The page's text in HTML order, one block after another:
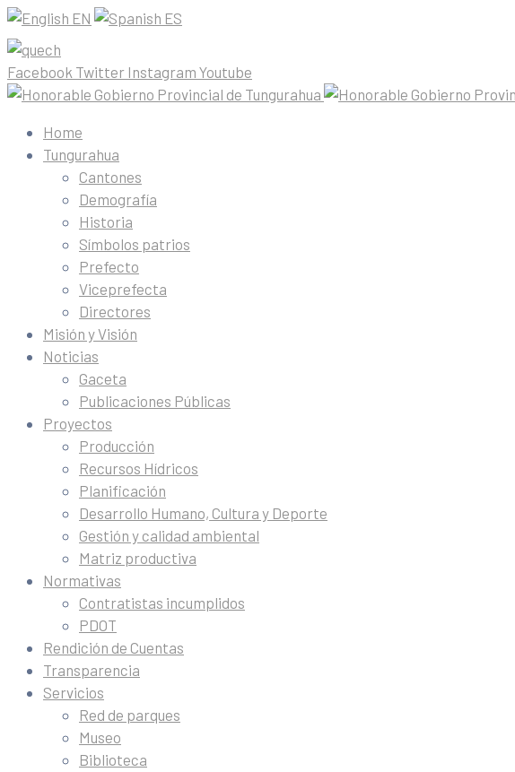
EN ES
Facebook Twitter Instagram Youtube
Home
Tungurahua
Cantones
Demografía
Historia
Símbolos patrios
Prefecto
Viceprefecta
Directores
Misión y Visión
Noticias
Gaceta
Publicaciones Públicas
Proyectos
Producción
Recursos Hídricos
Planificación
Desarrollo Humano, Cultura y Deporte
Gestión y calidad ambiental
Matriz productiva
Normativas
Contratistas incumplidos
PDOT
Rendición de Cuentas
Transparencia
Servicios
Red de parques
Museo
Biblioteca